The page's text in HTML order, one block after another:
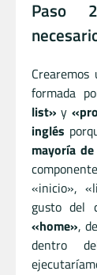
Paso
formada
list» y
inglés
mayoría
«inicio»,
gusto del
«home»,
dentro